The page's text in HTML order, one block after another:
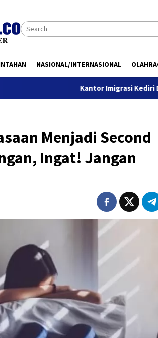
NASIONAL/INTERNASIONAL
Kantor Imigrasi Kediri Deportasi WN
Menjadi Second
Ingat! Jangan